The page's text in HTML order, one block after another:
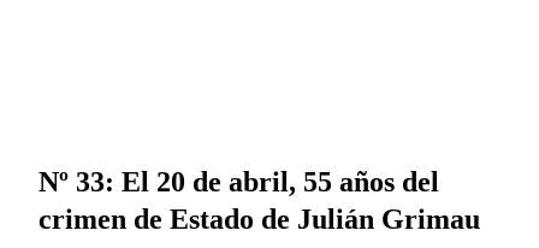
Nº 33: El 20 de abril, 55 años del
crimen de Estado de Julián Grimau